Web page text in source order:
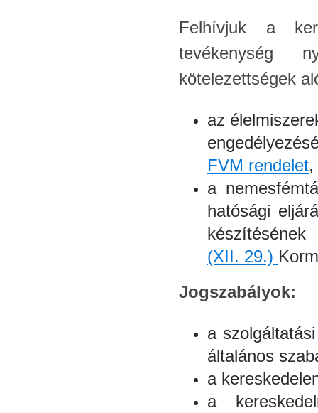
Felhívjuk a
tevékenység
kötelezettségek
az
FVM rendelet,
a
hatósági
(XII. 29.)
Jogszabályok:
a
általános
a
a